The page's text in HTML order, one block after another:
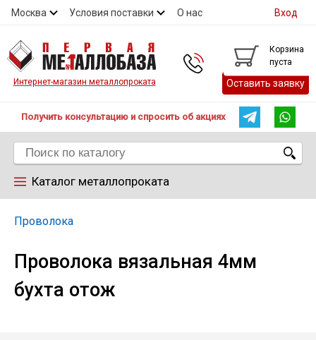
Москва Условия поставки О нас
Контакты
Вход
Интернет-магазин металлопроката
Корзина
пуста
Оставить заявку
Получить консультацию и спросить об акциях
Каталог металлопроката
Труба
Проволока
Проволока вязальная 4мм
бухта отож